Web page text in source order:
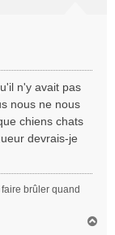
n'y avait pas
nous ne nous
chiens chats
devrais-je
brûler quand